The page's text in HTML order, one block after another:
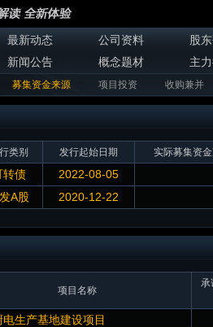
最新动态 公司资料
股
新闻公告
概念题材 主
募集资金来源 项目投资 收购兼并
类别 发行起始日期 实际募集资
转债
2022-08-05
A股 2020-12-22
项目名称
承
电生产基地建设项目